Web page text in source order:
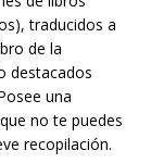
traducidos a
de la
destacados
una
no te puedes
recopilación.